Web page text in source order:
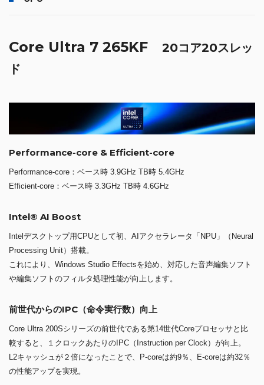
Core Ultra 7 265KF 20コア20スレッ
ド
Performance-core & Efficient-core
Performance-core：ベース時 3.9GHz TB時 5.4GHz
Efficient-core：ベース時 3.3GHz TB時 4.6GHz
Intel® AI Boost
Intelデスクトップ用CPUとして初、AIアクセラレータ「NPU」（Neural
Processing Unit）搭載。
これにより、Windows Studio Effectsを始め、対応した音声編集ソフト
や編集ソフトのフィルタ処理性能が向上します。
前世代からのIPC（命令実行数）向上
Core Ultra 200Sシリーズの前世代である第14世代Coreプロセッサと比
較すると、１クロックあたりのIPC（Instruction per Clock）が向上。
L2キャッシュが２倍になったことで、P-coreは約9％、E-coreは約32％
の性能アップを実現。